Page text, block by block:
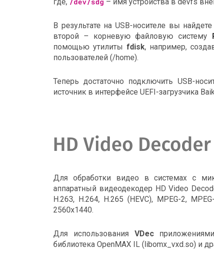
В результате на USB-носителе вы
второй – корневую файловую систему
помощью утилиты fdisk, например,
пользователей (/home).
Теперь достаточно подключить USB-
источник в интерфейсе UEFI-загрузчика
HD Video Decoder
Для обработки видео в системах с
аппаратный видеодекодер HD Video
H.263, H.264, H.265 (HEVC), MPEG-2,
2560х1440.
Для использования VDec
библиотека OpenMAX IL (libomx_vxd.so) и